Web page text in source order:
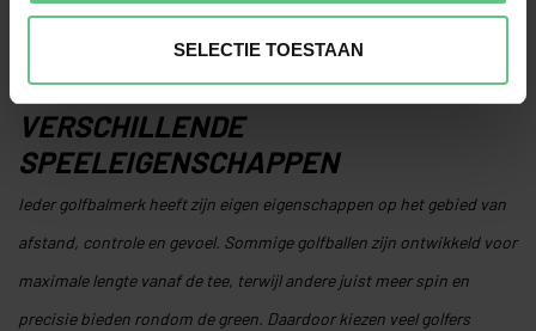
SELECTIE TOESTAAN
GOLFBALMERKEN MET
VERSCHILLENDE
SPEELEIGENSCHAPPEN
Ieder golfbalmerk heeft zijn eigen eigenschappen op het gebied van
afstand, controle en gevoel. Sommige golfballen zijn ontwikkeld voor
maximale lengte vanaf de tee, terwijl andere juist meer spin en
precisie bieden rondom de green. Daardoor kiezen veel golfers